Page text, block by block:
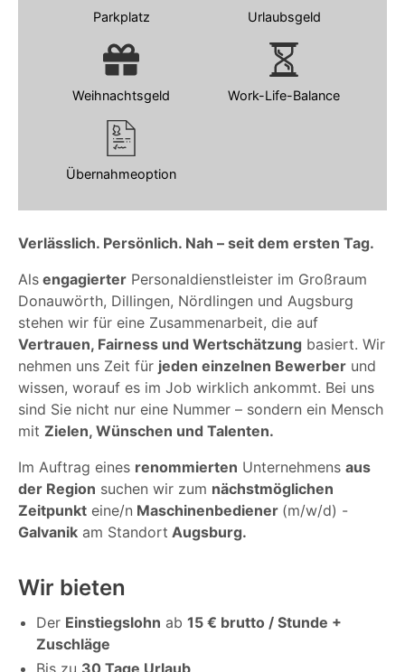
Verlässlich. Persönlich. Nah – seit dem ersten Tag.
Als engagierter Personaldienstleister im Großraum
Donauwörth, Dillingen, Nördlingen und Augsburg
stehen wir für eine Zusammenarbeit, die auf
Vertrauen, Fairness und Wertschätzung basiert. Wir
nehmen uns Zeit für jeden einzelnen Bewerber und
wissen, worauf es im Job wirklich ankommt. Bei uns
sind Sie nicht nur eine Nummer – sondern ein Mensch
mit Zielen, Wünschen und Talenten.
Im Auftrag eines renommierten Unternehmens aus
der Region suchen wir zum nächstmöglichen
Zeitpunkt eine/n Maschinenbediener (m/w/d) -
Galvanik am Standort Augsburg.
Wir bieten
Der Einstiegslohn ab 15 € brutto / Stunde +
Zuschläge
Parkplatz Urlaubsgeld
Weihnachtsgeld Work-Life-Balance
Übernahmeoption